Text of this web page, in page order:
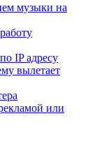
музыки на
IP адресу
вылетает
или